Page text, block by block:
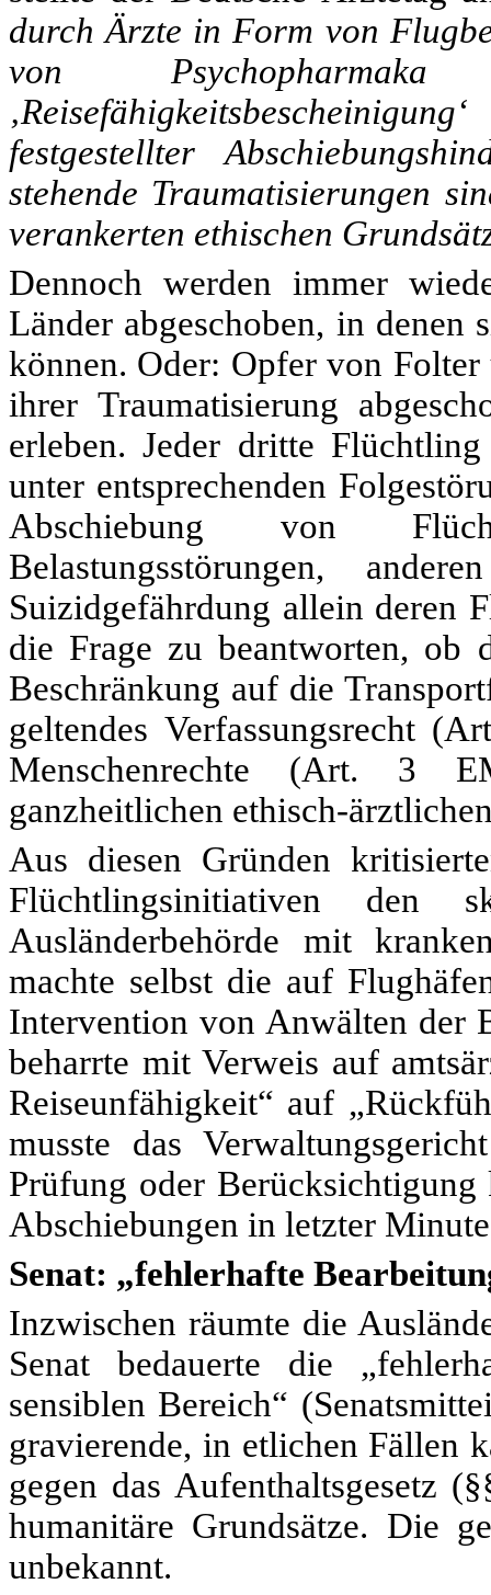
durch Ärzte in Form von
von
festgestellter
stehende Traumatisierungen
verankerten ethischen
Dennoch werden immer
Länder abgeschoben, in denen
können. Oder: Opfer von
ihrer Traumatisierung
erleben. Jeder dritte
unter entsprechenden
Abschiebung von
Belastungsstörungen,
Suizidgefährdung allein deren
die Frage zu beantworten, ob
Beschränkung auf die
geltendes Verfassungsrecht
Menschenrechte (Art. 3
ganzheitlichen ethisch-
Aus diesen Gründen
Flüchtlingsinitiativen den
Ausländerbehörde mit
machte selbst die auf
Intervention von Anwälten der
beharrte mit Verweis auf
Reiseunfähigkeit“ auf
musste das
Prüfung oder Berücksichtigung
Abschiebungen in letzter
Senat: „fehlerhafte
Inzwischen räumte die
Senat bedauerte die
sensiblen Bereich“
gravierende, in etlichen Fällen
gegen das Aufenthaltsgesetz
humanitäre Grundsätze. Die
unbekannt.